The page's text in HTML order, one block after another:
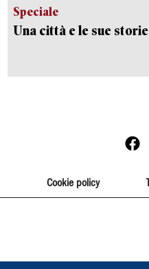
Speciale
Una città e le sue storie
Cookie policy